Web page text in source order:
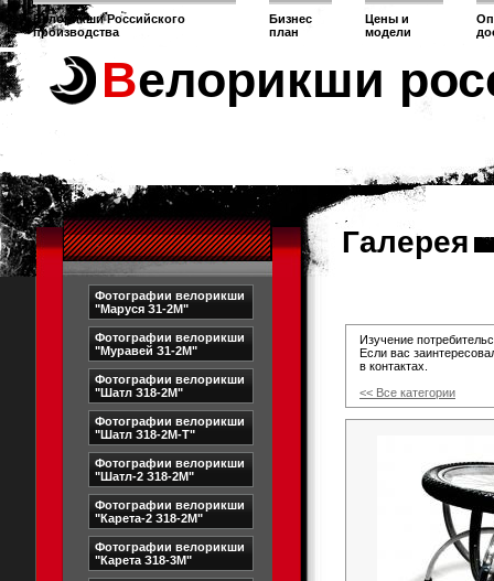
Велорикши Российского
производства
Бизнес
план
Цены и
модели
Велорикши
Фотографии велорикши
"Маруся З1-2М"
Фотографии велорикши
"Муравей З1-2М"
Фотографии велорикши
"Шатл З18-2М"
Фотографии велорикши
"Шатл З18-2М-Т"
Фотографии велорикши
"Шатл-2 З18-2М"
Фотографии велорикши
"Карета-2 З18-2М"
Фотографии велорикши
"Карета З18-3М"
Галерея
Изучение
Если вас
в контактах.
<< Все категории